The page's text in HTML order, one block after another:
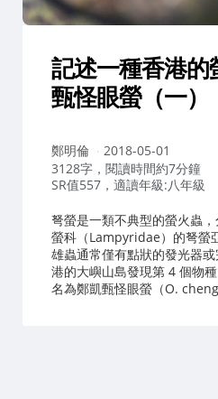
記述一種香港的
甄怪眼螢（一）
作
者：
鄭明倫
2018-05-01
3128字，閱讀時間約7分鐘
SR值557，適讀年級:八年級
弩螢是一類不典型的螢火蟲
螢科（Lampyridae）的弩螢
雄蟲通常僅有點狀的發光器
港的大嶼山島發現第 4 個物
名為鄭凱甄怪眼螢（O.